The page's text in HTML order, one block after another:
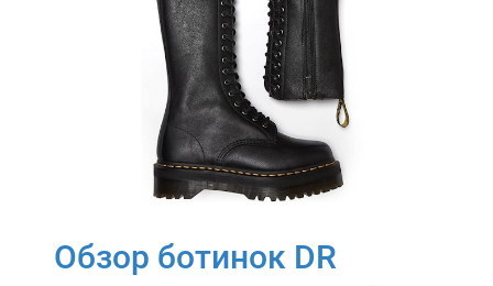
Обзор ботинок DR